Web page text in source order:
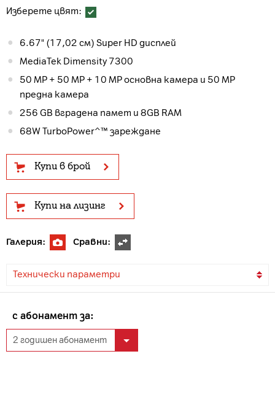
Изберете цвят:
6.67" (17,02 см) Super HD дисплей
MediaTek Dimensity 7300
50 MP + 50 MP + 10 MP основна камера и 50 MP
предна камера
256 GB вградена памет и 8GB RAM
68W TurboPower^™ зареждане
Купи в брой
Купи на лизинг
Галерия: Сравни:
Технически параметри
с абонамент за: